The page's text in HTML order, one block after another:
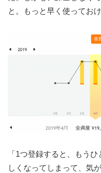
と。もっと早く使ってお
「1つ登録すると、もう
しくなってしまって、気